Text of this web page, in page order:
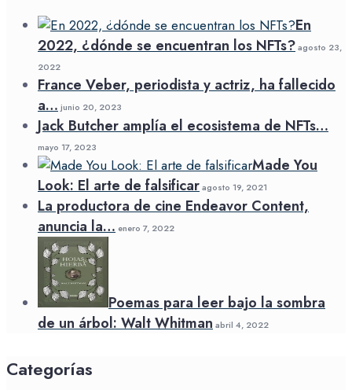
En
2022, ¿dónde se encuentran los NFTs?agosto 23,
2022
France Veber, periodista y actriz, ha fallecido
a… junio 20, 2023
Jack Butcher amplía el ecosistema de NFTs…
mayo 17, 2023
Made You
Look: El arte de falsificaragosto 19, 2021
La productora de cine Endeavor Content,
anuncia la… enero 7, 2022
Poemas para leer bajo la sombra
de un árbol: Walt Whitman abril 4, 2022
Categorías